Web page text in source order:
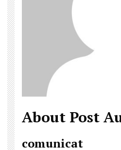
About Post
comunicat